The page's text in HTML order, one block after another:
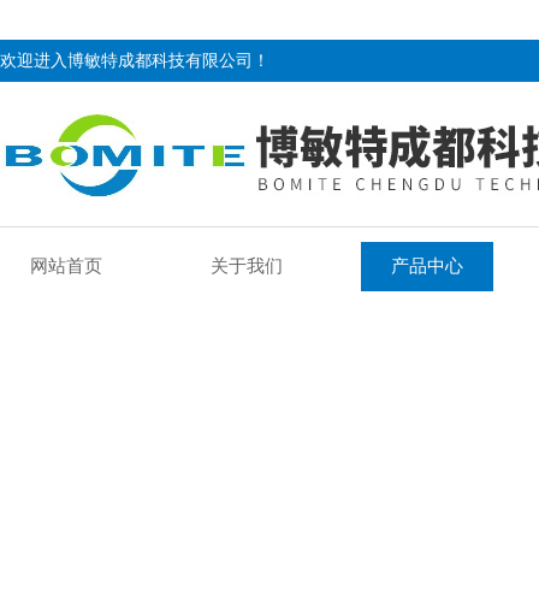
欢迎进入博敏特成都科技有限公司！
网站首页 关于我们 产品中心